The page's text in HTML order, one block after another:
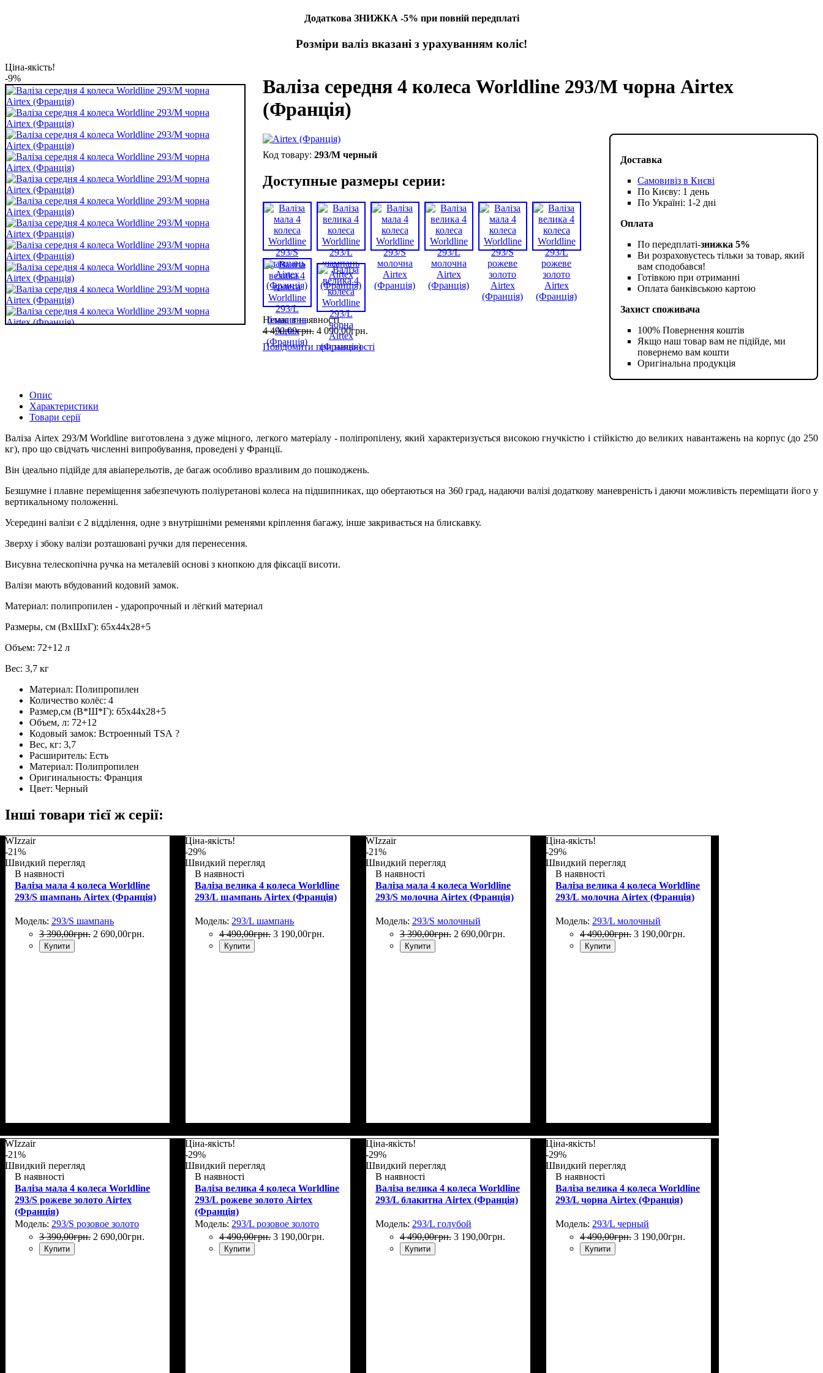
Додаткова ЗНИЖКА -5% при повній передплаті
Розміри валіз вказані з урахуванням коліс!
Ціна-якість!
-9%
Валіза середня 4 колеса Worldline 293/M чорна Airtex
(Франція)
Доставка
Самовивіз в Києві
По Києву: 1 день
По Україні: 1-2 дні
Оплата
По передплаті-знижка 5%
Ви розраховуєтесь тільки за товар, який
вам сподобався!
Готівкою при отриманні
Оплата банківською картою
Захист споживача
100% Повернення коштів
Якщо наш товар вам не підійде, ми
повернемо вам кошти
Оригінальна продукція
293/M черный
Доступные размеры серии:
Немає в наявності
4 490,00грн. 4 090,00грн.
Повідомити при наявності
Опис
Характеристики
Товари серії
Валіза Airtex 293/M Worldline виготовлена з дуже міцного, легкого матеріалу - поліпропілену, який характеризується високою гнучкістю і стійкістю до великих навантажень на корпус (до 250
кг), про що свідчать численні випробування, проведені у Франції.
Він ідеально підійде для авіаперельотів, де багаж особливо вразливим до пошкоджень.
Безшумне і плавне переміщення забезпечують поліуретанові колеса на підшипниках, що обертаються на 360 град, надаючи валізі додаткову маневреність і даючи можливість переміщати його у
вертикальному положенні.
Усередині валізи є 2 відділення, одне з внутрішніми ременями кріплення багажу, інше закривається на блискавку.
Зверху і збоку валізи розташовані ручки для перенесення.
Висувна телескопічна ручка на металевій основі з кнопкою для фіксації висоти.
Валізи мають вбудований кодовий замок.
Материал: полипропилен - ударопрочный и лёгкий материал
Размеры, см (ВхШхГ): 65x44x28+5
Объем: 72+12 л
Вес: 3,7 кг
Материал: Полипропилен
Количество колёс: 4
Размер,см (В*Ш*Г): 65х44х28+5
Объем, л: 72+12
Кодовый замок: Встроенный TSA ?
Вес, кг: 3,7
Расширитель: Есть
Материал: Полипропилен
Оригинальность: Франция
Цвет: Черный
Інші товари тієї ж серії:
WIzzair
-21%
Швидкий перегляд
В наявності
Валіза мала 4 колеса Worldline
293/S шампань Airtex (Франція)
Модель: 293/S шампань
3 390,00грн. 2 690,00грн.
Купити
Ціна-якість!
-29%
Швидкий перегляд
В наявності
Валіза велика 4 колеса Worldline
293/L шампань Airtex (Франція)
Модель: 293/L шампань
4 490,00грн. 3 190,00грн.
Купити
WIzzair
-21%
Швидкий перегляд
В наявності
Валіза мала 4 колеса Worldline
293/S молочна Airtex (Франція)
Модель: 293/S молочный
3 390,00грн. 2 690,00грн.
Купити
Ціна-якість!
-29%
Швидкий перегляд
В наявності
Валіза велика 4 колеса Worldline
293/L молочна Airtex (Франція)
Модель: 293/L молочный
4 490,00грн. 3 190,00грн.
Купити
WIzzair
-21%
Швидкий перегляд
В наявності
Валіза мала 4 колеса Worldline
293/S рожеве золото Airtex
(Франція)
Модель: 293/S розовое золото
3 390,00грн. 2 690,00грн.
Купити
Ціна-якість!
-29%
Швидкий перегляд
В наявності
Валіза велика 4 колеса Worldline
293/L рожеве золото Airtex
(Франція)
Модель: 293/L розовое золото
4 490,00грн. 3 190,00грн.
Купити
Ціна-якість!
-29%
Швидкий перегляд
В наявності
Валіза велика 4 колеса Worldline
293/L блакитна Airtex (Франція)
Модель: 293/L голубой
4 490,00грн. 3 190,00грн.
Купити
Ціна-якість!
-29%
Швидкий перегляд
В наявності
Валіза велика 4 колеса Worldline
293/L чорна Airtex (Франція)
Модель: 293/L черный
4 490,00грн. 3 190,00грн.
Купити